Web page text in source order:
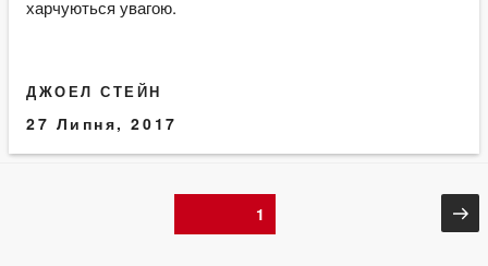
харчуються увагою.
ДЖОЕЛ СТЕЙН
27 Липня, 2017
1